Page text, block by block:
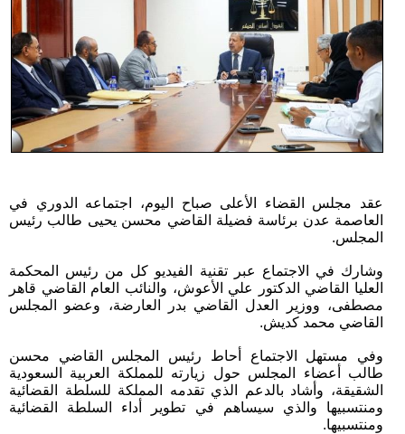
عقد مجلس القضاء الأعلى صباح اليوم، اجتماعه الدوري في
العاصمة عدن برئاسة فضيلة القاضي محسن يحيى طالب رئيس
المجلس.
وشارك في الاجتماع عبر تقنية الفيديو كل من رئيس المحكمة
العليا القاضي الدكتور علي الأعوش، والنائب العام القاضي قاهر
مصطفى، ووزير العدل القاضي بدر العارضة، وعضو المجلس
القاضي محمد كديش.
وفي مستهل الاجتماع أحاط رئيس المجلس القاضي محسن
طالب أعضاء المجلس حول زيارته للمملكة العربية السعودية
الشقيقة، وأشاد بالدعم الذي تقدمه المملكة للسلطة القضائية
ومنتسبيها والذي سيساهم في تطوير أداء السلطة القضائية
ومنتسبيها.